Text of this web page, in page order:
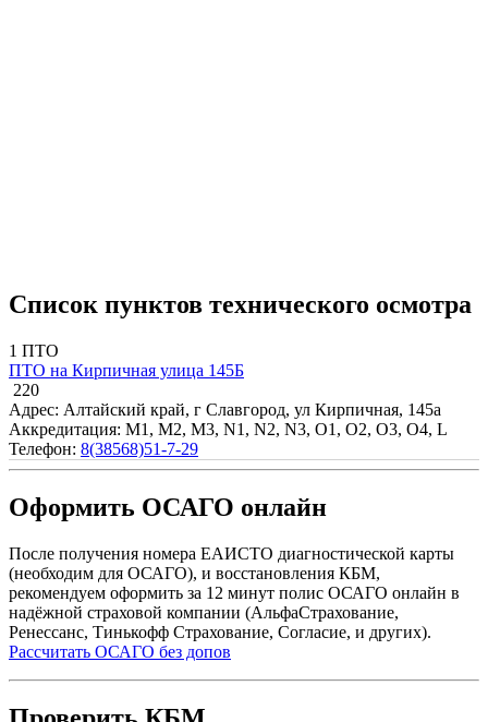
Список пунктов технического осмотра
1 ПТО
ПТО на Кирпичная улица 145Б
220
Адрес: Алтайский край, г Славгород, ул Кирпичная, 145а
Аккредитация: M1, M2, M3, N1, N2, N3, O1, O2, O3, O4, L
Телефон: 8(38568)51-7-29
Оформить ОСАГО онлайн
После получения номера ЕАИСТО диагностической карты
(необходим для ОСАГО), и восстановления КБМ,
рекомендуем оформить за 12 минут полис ОСАГО онлайн в
надёжной страховой компании (АльфаСтрахование,
Ренессанс, Тинькофф Страхование, Согласие, и других).
Рассчитать ОСАГО без допов